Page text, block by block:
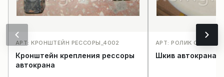
АРТ: КРОНШТЕЙН РЕССОРЫ_4002
Кронштейн крепления рессоры
автокрана
АРТ: РОЛИК
Шкив автокрана